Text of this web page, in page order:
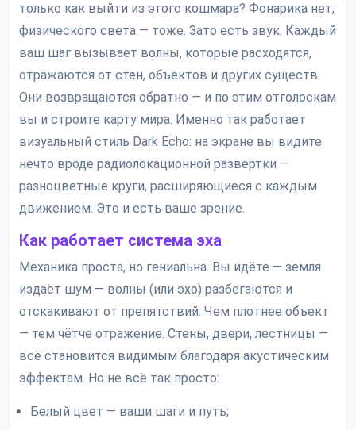
только как выйти из этого кошмара? Фонарика нет,
физического света — тоже. Зато есть звук. Каждый
ваш шаг вызывает волны, которые расходятся,
отражаются от стен, объектов и других существ.
Они возвращаются обратно — и по этим отголоскам
вы и строите карту мира. Именно так работает
визуальный стиль Dark Echo: на экране вы видите
нечто вроде радиолокационной развертки —
разноцветные круги, расширяющиеся с каждым
движением. Это и есть ваше зрение.
Как работает система эха
Механика проста, но гениальна. Вы идёте — земля
издаёт шум — волны (или эхо) разбегаются и
отскакивают от препятствий. Чем плотнее объект
— тем чётче отражение. Стены, двери, лестницы —
всё становится видимым благодаря акустическим
эффектам. Но не всё так просто:
Белый цвет — ваши шаги и путь;